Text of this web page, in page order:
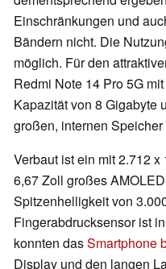
Einschränkungen und
Bändern nicht. Die
möglich. Für den
Redmi Note 14 Pro 5G
Kapazität von 8 Gigabyte
großen, internen
Verbaut ist ein mit 2.712
6,67 Zoll großes
Spitzenhelligkeit von
Fingerabdrucksensor ist
konnten dasSmartphone
Display und den langen